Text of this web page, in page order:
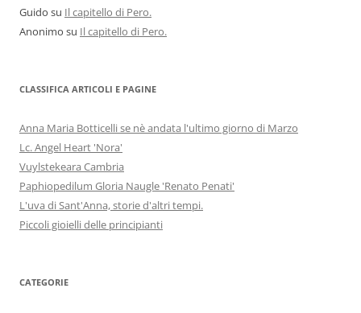
Guido su Il capitello di Pero.
Anonimo su Il capitello di Pero.
CLASSIFICA ARTICOLI E PAGINE
Anna Maria Botticelli se nè andata l'ultimo giorno di Marzo
Lc. Angel Heart 'Nora'
Vuylstekeara Cambria
Paphiopedilum Gloria Naugle 'Renato Penati'
L'uva di Sant'Anna, storie d'altri tempi.
Piccoli gioielli delle principianti
CATEGORIE